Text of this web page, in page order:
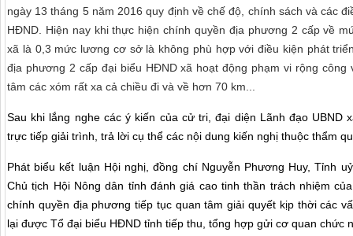
ngày 13 tháng 5 năm 2016 quy định về chế độ, chính sách và các
HĐND. Hiện nay khi thực hiện chính quyền địa phương 2 cấp về
xã là 0,3 mức lương cơ sở là không phù hợp với điều kiện phát
địa phương 2 cấp đại biểu HĐND xã hoạt động phạm vi rộng công
tâm các xóm rất xa cả chiều đi và về hơn 70 km...
Sau khi lắng nghe các ý kiến của cử tri, đại diện Lãnh đạo UBND
trực tiếp giải trình, trả lời cụ thể các nội dung kiến nghị thuộc thẩm
Phát biểu kết luận Hội nghị, đồng chí Nguyễn Phương Huy, Tỉnh
Chủ tịch Hội Nông dân tỉnh đánh giá cao tinh thần trách nhiệm
chính quyền địa phương tiếp tục quan tâm giải quyết kịp thời các
lại được Tổ đại biểu HĐND tỉnh tiếp thu, tổng hợp gửi cơ quan chức